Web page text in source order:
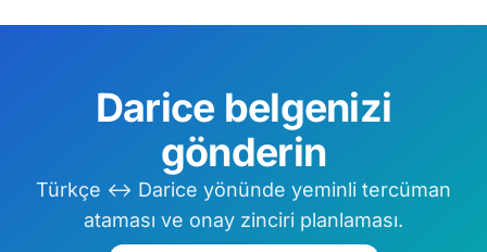
Darice belgenizi
gönderin
Türkçe ↔ Darice yönünde yeminli tercüman
ataması ve onay zinciri planlaması.